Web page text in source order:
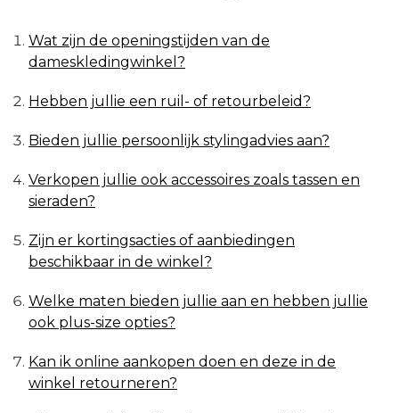
Wat zijn de openingstijden van de
dameskledingwinkel?
Hebben jullie een ruil- of retourbeleid?
Bieden jullie persoonlijk stylingadvies aan?
Verkopen jullie ook accessoires zoals tassen en
sieraden?
Zijn er kortingsacties of aanbiedingen
beschikbaar in de winkel?
Welke maten bieden jullie aan en hebben jullie
ook plus-size opties?
Kan ik online aankopen doen en deze in de
winkel retourneren?